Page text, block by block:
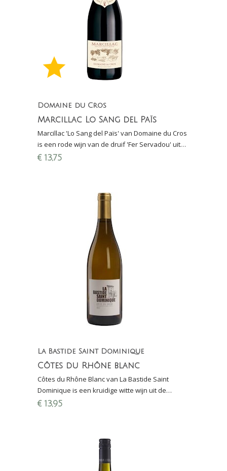
Domaine du Cros
Marcillac Lo Sang del Païs
Marcillac 'Lo Sang del Païs' van Domaine du Cros
is een rode wijn van de druif 'Fer Servadou' uit
de regio Sud-Ouest, lokaal ook wel Mansois
€ 13,75
La Bastide Saint Dominique
Côtes du Rhône blanc
Côtes du Rhône Blanc van La Bastide Saint
Dominique is een kruidige witte wijn uit de
Rhônevallei gemaakt van viognier, grenache
€ 13,95